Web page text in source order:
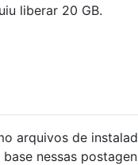
liberar 20 GB.
arquivos de
nessas